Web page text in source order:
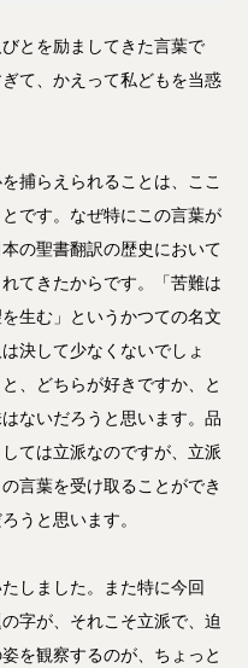
とを励ましてきた言葉で
て、かえって私どもを当惑
捕らえられることは、ここ
です。なぜ特にこの言葉が
の聖書翻訳の歴史において
てきたからです。「苦難は
生む」というかつての名文
決して少なくないでしょ
、どちらが好きですか、と
ないだろうと思います。品
ては立派なのですが、立派
言葉を受け取ることができ
うと思います。
しました。また特に今回
字が、それこそ立派で、迫
を観察するのが、ちょっと